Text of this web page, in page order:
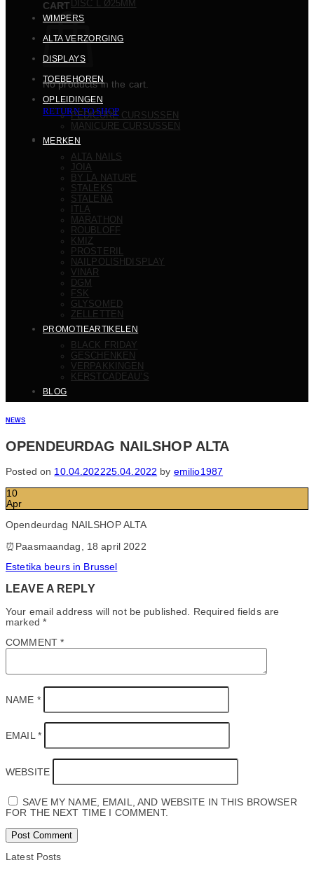
CART
No products in the cart.
RETURN TO SHOP
DISC L Ø25MM
WIMPERS
ALTA VERZORGING
DISPLAYS
TOEBEHOREN
OPLEIDINGEN
PEDICURE CURSUSSEN
MANICURE CURSUSSEN
MERKEN
ALTA NAILS
JOIA
BY LA NATURE
STALEKS
STALENA
ITLA
MARATHON
ROUBLOFF
KMIZ
PROSTERIL
NAILPOLISHDISPLAY
VINAR
DGM
FSK
GLYSOMED
ZELLETTEN
PROMOTIEARTIKELEN
BLACK FRIDAY
GESCHENKEN
VERPAKKINGEN
KERSTCADEAU’S
BLOG
NEWS
OPENDEURDAG NAILSHOP ALTA
Posted on 10.04.202225.04.2022 by emilio1987
10
Apr
Opendeurdag NAILSHOP ALTA
⏰Paasmaandag, 18 april 2022
Estetika beurs in Brussel
LEAVE A REPLY
Your email address will not be published. Required fields are
marked *
COMMENT*
NAME *
EMAIL *
WEBSITE
SAVE MY NAME, EMAIL, AND WEBSITE IN THIS BROWSER
FOR THE NEXT TIME I COMMENT.
Latest Posts